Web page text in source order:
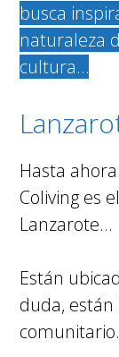
busca
naturaleza
cultura…
Hasta
Coliving es
Lanzarote…
Están
duda,